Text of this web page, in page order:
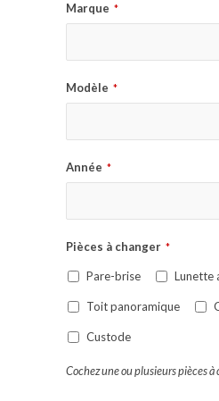
Marque *
Modèle *
Année *
Pièces à changer *
Pare-brise Lunette
Toit panoramique
Custode
Cochez une ou plusieurs pièces à